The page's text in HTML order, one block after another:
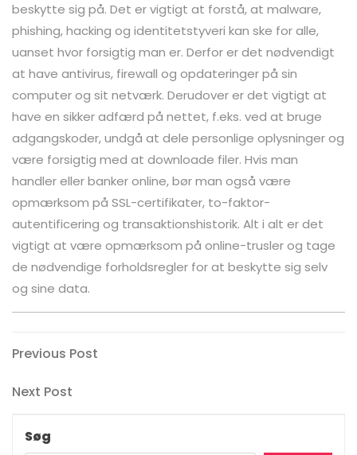
beskytte sig på. Det er vigtigt at forstå, at malware,
phishing, hacking og identitetstyveri kan ske for alle,
uanset hvor forsigtig man er. Derfor er det nødvendigt
at have antivirus, firewall og opdateringer på sin
computer og sit netværk. Derudover er det vigtigt at
have en sikker adfærd på nettet, f.eks. ved at bruge
adgangskoder, undgå at dele personlige oplysninger og
være forsigtig med at downloade filer. Hvis man
handler eller banker online, bør man også være
opmærksom på SSL-certifikater, to-faktor-
autentificering og transaktionshistorik. Alt i alt er det
vigtigt at være opmærksom på online-trusler og tage
de nødvendige forholdsregler for at beskytte sig selv
og sine data.
Indlægsnavigation
Previous
Previous Post
Next
Next Post
Søg